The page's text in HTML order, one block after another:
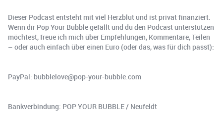
Dieser Podcast entsteht mit viel Herzblut und ist privat finanziert.
Wenn dir Pop Your Bubble gefällt und du den Podcast unterstützen
möchtest, freue ich mich über Empfehlungen, Kommentare, Teilen
– oder auch einfach über einen Euro (oder das, was für dich passt):
PayPal: bubblelove@pop-your-bubble.com
Bankverbindung: POP YOUR BUBBLE / Neufeldt